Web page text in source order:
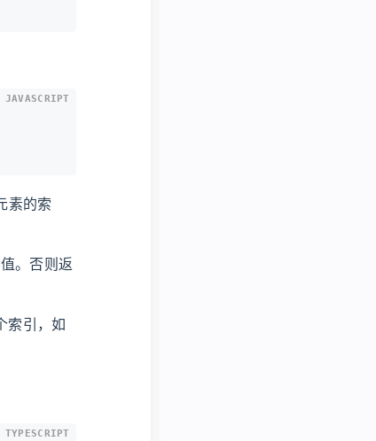
JAVASCRIPT
素的索
。否则返
索引，如
TYPESCRIPT